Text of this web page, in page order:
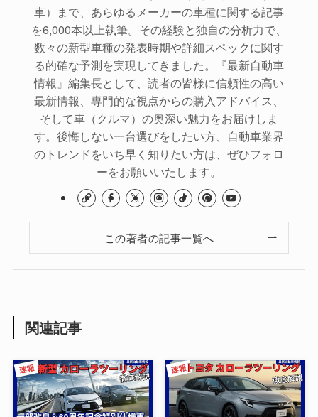
車）まで、あらゆるメーカーの車種に関する記事
を6,000本以上執筆。その経験と独自の分析力で、
数々の新型車種の発表時期や詳細スペックに関す
る的確な予測を実現してきました。『最新自動車
情報』編集長として、読者の皆様に信頼性の高い
最新情報、専門的な視点からの購入アドバイス、
そして車（クルマ）の奥深い魅力をお届けしま
す。後悔しない一台選びをしたい方、自動車業界
のトレンドをいち早く知りたい方は、ぜひフォロ
ーをお願いいたします。
この著者の記事一覧へ
関連記事